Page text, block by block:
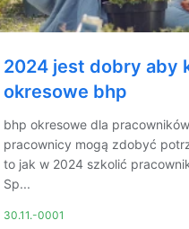
2024 jest dobry aby
okresowe bhp
bhp okresowe dla
pracownicy mogą zdobyć
to jak w 2024 szkolić
Sp...
30.11.-0001